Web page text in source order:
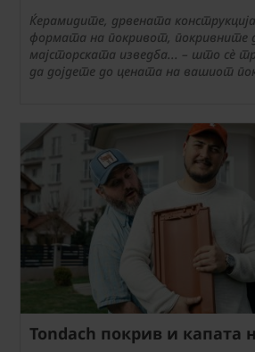
Ќерамидите, дрвената
формата на покривот, покривните
мајсторската изведба... – што сè
да дојдете до цената на вашиот
Tondach покрив и капата